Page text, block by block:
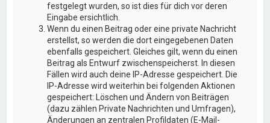
festgelegt wurden, so ist dies für dich vor deren
Eingabe ersichtlich.
Wenn du einen Beitrag oder eine private Nachricht
erstellst, so werden die dort eingegebenen Daten
ebenfalls gespeichert. Gleiches gilt, wenn du einen
Beitrag als Entwurf zwischenspeicherst. In diesen
Fällen wird auch deine IP-Adresse gespeichert. Die
IP-Adresse wird weiterhin bei folgenden Aktionen
gespeichert: Löschen und Ändern von Beiträgen
(dazu zählen Private Nachrichten und Umfragen),
Änderungen an zentralen Profildaten (E-Mail-